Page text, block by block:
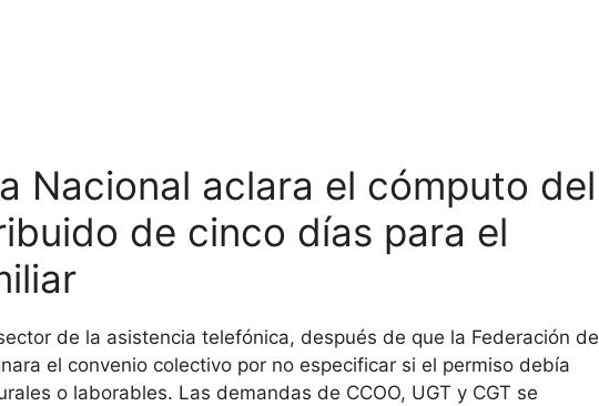
Nacional aclara el cómputo del
de cinco días para el
de la asistencia telefónica, después de que la Federación de
el convenio colectivo por no especificar si el permiso debía
o laborables. Las demandas de CCOO, UGT y CGT se